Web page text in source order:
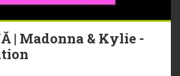
| Madonna & Kylie -